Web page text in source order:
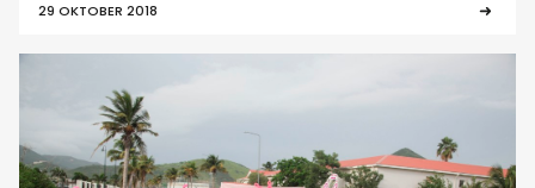
29 OKTOBER 2018